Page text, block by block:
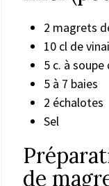
2 magrets
10 cl de
5 c. à
5 à 7 baies
2 échalotes
Sel
de